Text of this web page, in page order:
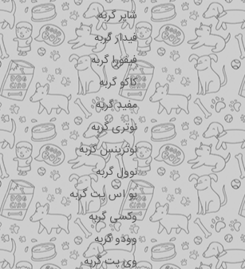
شایر گربه
فیدار گربه
فیفورا گربه
کاکو گربه
مفید گربه
نوتری گربه
نوترینس گربه
نوول گربه
یو اس پت گربه
وکسی گربه
وودو گربه
وی پت گربه